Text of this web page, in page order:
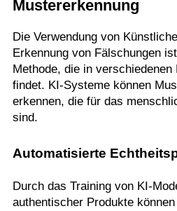
Mustererkennung
Die Verwendung von
Erkennung von Fälschungen
Methode, die in verschiedenen
findet. KI-Systeme können
erkennen, die für das
sind.
Automatisierte
Durch das Training von KI-
authentischer Produkte